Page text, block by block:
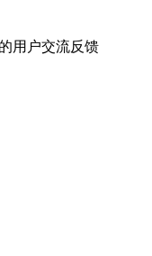
用户交流反馈